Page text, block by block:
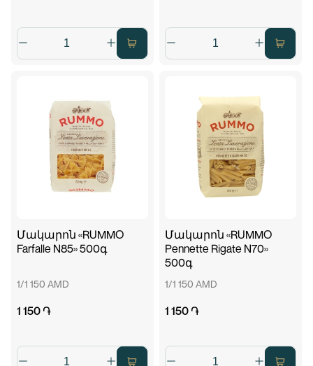
Մակարոն «RUMMO
Farfalle N85» 500գ
1/1 150 AMD
1 150 ֏
Մակարոն «RUMMO
Pennette Rigate N70»
500գ
1/1 150 AMD
1 150 ֏